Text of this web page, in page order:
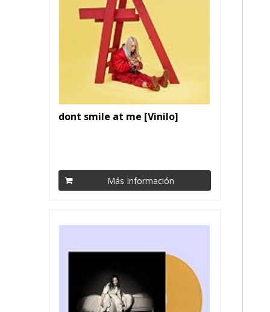
dont smile at me [Vinilo]
Más Información